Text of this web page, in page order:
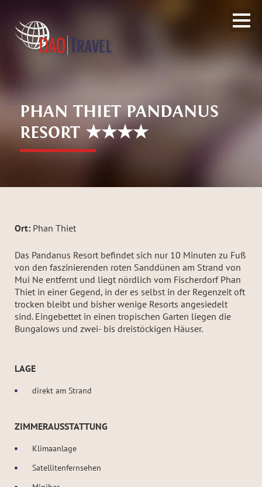
PHAN THIET PANDANUS
RESORT ★★★★
Ort: Phan Thiet
Das Pandanus Resort befindet sich nur 10 Minuten zu Fuß
von den faszinierenden roten Sanddünen am Strand von
Mui Ne entfernt und liegt nördlich vom Fischerdorf Phan
Thiet in einer Gegend, in der es selbst in der Regenzeit oft
trocken bleibt und bisher wenige Resorts angesiedelt
sind. Eingebettet in einen tropischen Garten liegen die
Bungalows und zwei- bis dreistöckigen Häuser.
LAGE
direkt am Strand
ZIMMERAUSSTATTUNG
Klimaanlage
Satellitenfernsehen